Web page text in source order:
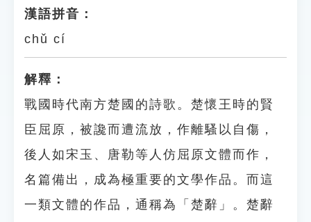
漢語拼音：
chǔ cí
解釋：
戰國時代南方楚國的詩歌。楚懷王時的賢
臣屈原，被讒而遭流放，作離騷以自傷，
後人如宋玉、唐勒等人仿屈原文體而作，
名篇備出，成為極重要的文學作品。而這
一類文體的作品，通稱為「楚辭」。楚辭